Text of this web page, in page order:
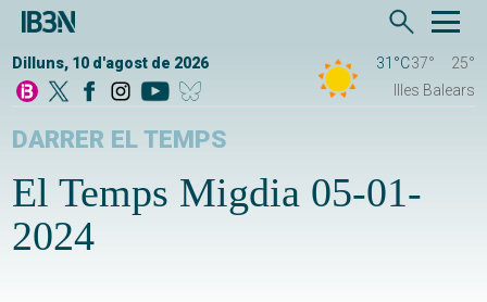
Dilluns, 10 d'agost de 2026 31°C37°
25°
Illes Balears
DARRER EL TEMPS
El Temps Migdia 05-01-
2024